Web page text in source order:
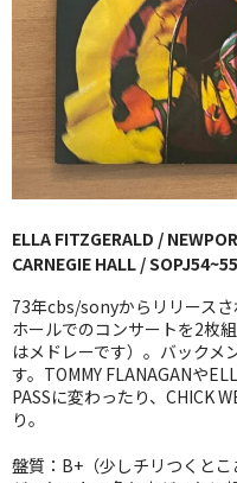
GG RECORD （当店のレ
全商品
JAZZ-US
BLUE NOTE
JAZZ-JP
JAZZ-VOCAL
J-POP
FOLK,SSW
ELLA FITZGERALD /
CARNEGIE HALL /
73年cbs/sonyからリリース
ホールでのコンサートを2枚
はメドレーです）。バックメ
す。TOMMY FLANAGANや
PASSに変わったり、CHICK
り。
盤質：B+（少しチリつくとこ